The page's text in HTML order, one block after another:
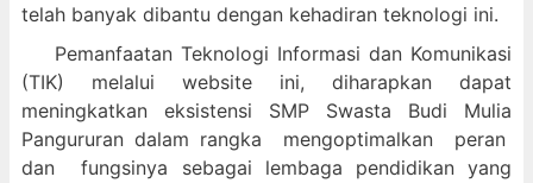
telah banyak dibantu dengan kehadiran teknologi ini.
Pemanfaatan Teknologi Informasi dan Komunikasi
(TIK) melalui website ini, diharapkan dapat
meningkatkan eksistensi SMP Swasta Budi Mulia
Pangururan dalam rangka mengoptimalkan peran
dan fungsinya sebagai lembaga pendidikan yang